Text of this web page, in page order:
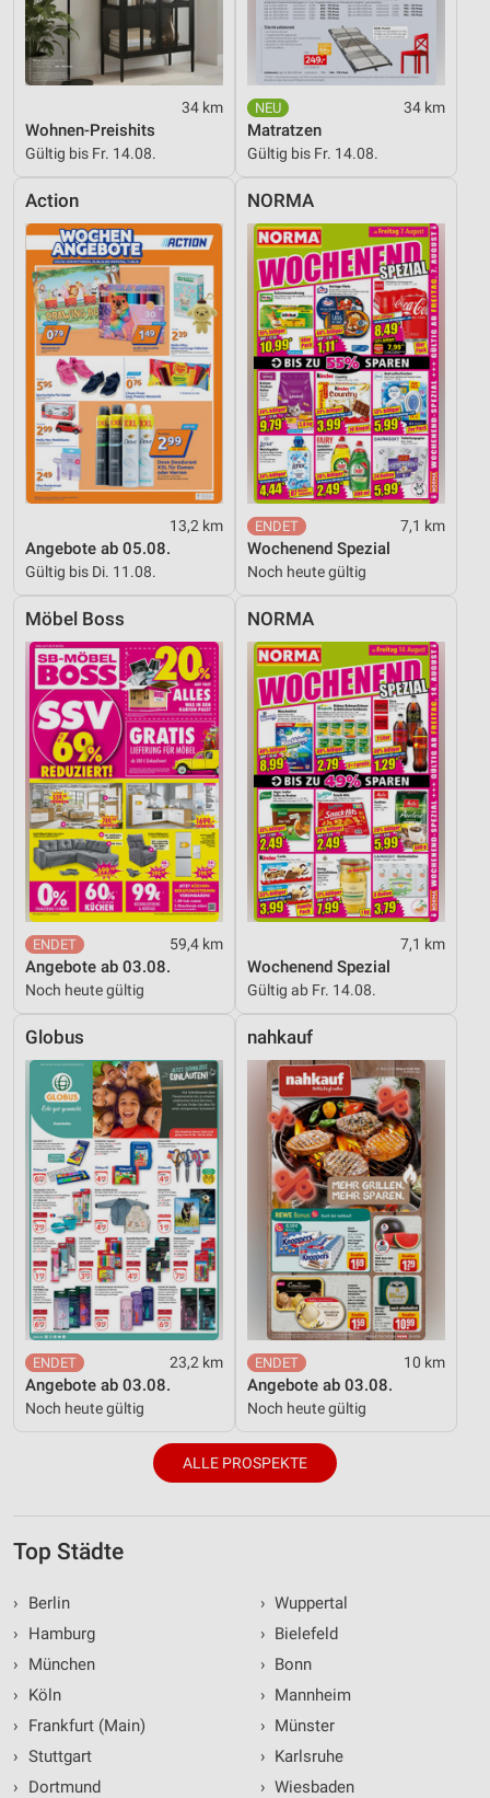
34 km
Wohnen-Preishits
Gültig bis Fr. 14.08.
34 km
Matratzen
Gültig bis Fr. 14.08.
Action
13,2 km
Angebote ab 05.08.
Gültig bis Di. 11.08.
NORMA
7,1 km
Wochenend Spezial
Noch heute gültig
Möbel Boss
59,4 km
Angebote ab 03.08.
Noch heute gültig
NORMA
7,1 km
Wochenend Spezial
Gültig ab Fr. 14.08.
Globus
23,2 km
Angebote ab 03.08.
Noch heute gültig
nahkauf
10 km
Angebote ab 03.08.
Noch heute gültig
ALLE PROSPEKTE
Top Städte
›
Berlin
›
Hamburg
›
München
›
Köln
›
Frankfurt (Main)
› Stuttgart
›
Dortmund
› Wuppertal
› Bielefeld
› Bonn
› Mannheim
› Münster
› Karlsruhe
› Wiesbaden